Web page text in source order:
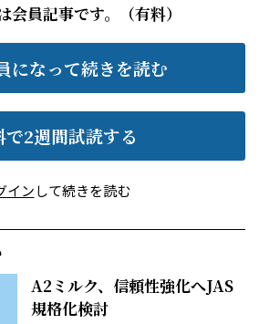
会員記事です。（有料）
になって続きを読む
で2週間試読する
インして続きを読む
A2ミルク、信頼性強化へJAS
規格化検討